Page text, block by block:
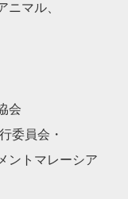
ニマル、
会
委員会・
ントマレーシア